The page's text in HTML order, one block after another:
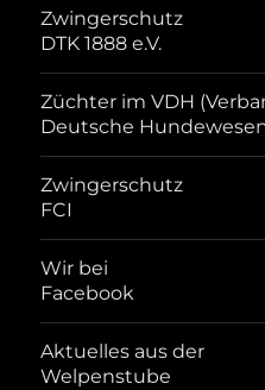
Zwingerschutz
DTK 1888 e.V.
Züchter im VDH
Deutsche Hundewesen
Zwingerschutz
FCI
Wir bei
Facebook
Aktuelles aus der
Welpenstube